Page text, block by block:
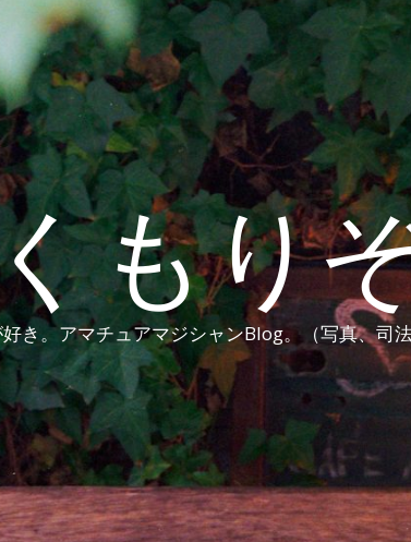
もり
き。アマチュアマジシャンBlog。（写真、司